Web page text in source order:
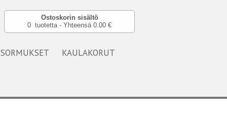
Ostoskorin sisältö
0 tuotetta - Yhteensä 0.00 €
SORMUKSET KAULAKORUT